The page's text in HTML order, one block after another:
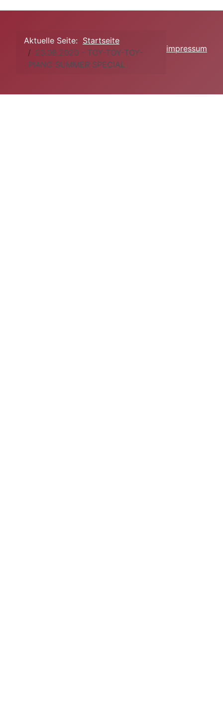
Aktuelle Seite: Startseite
23.08.2020 - TOY-TOY-TOY-
PIANO SUMMER SPECIAL
impressum